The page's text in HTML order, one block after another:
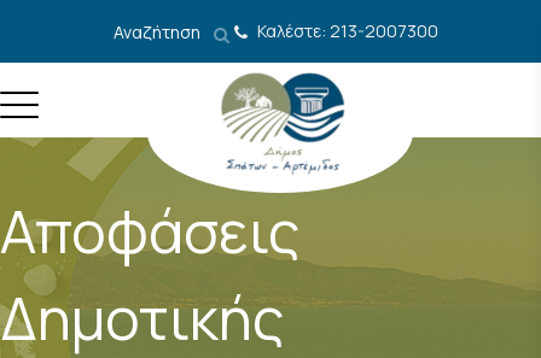
Αναζήτηση Καλέστε: 213-2007300
Αποφάσεις
Δημοτικής